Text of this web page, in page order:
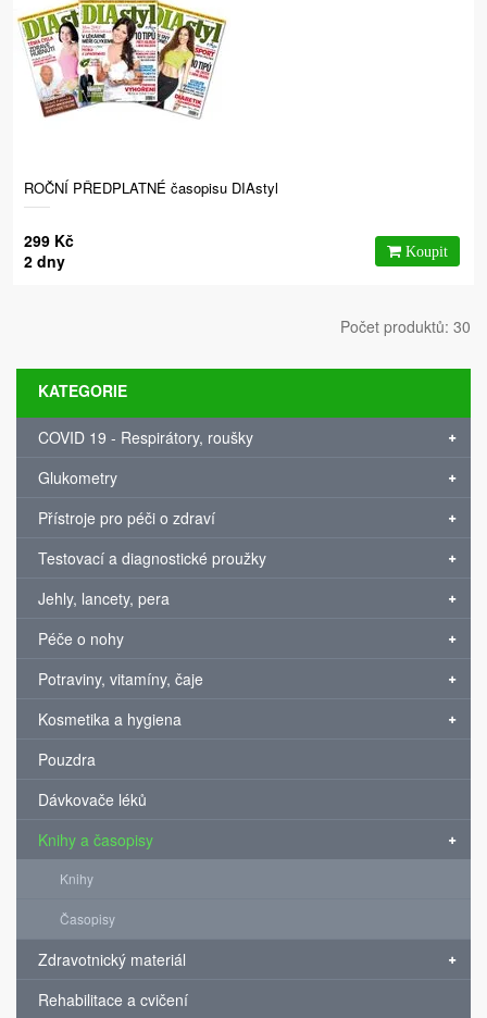
ROČNÍ PŘEDPLATNÉ časopisu DIAstyl
299 Kč
2 dny
Počet produktů: 30
KATEGORIE
COVID 19 - Respirátory, roušky
Glukometry
Přístroje pro péči o zdraví
Testovací a diagnostické proužky
Jehly, lancety, pera
Péče o nohy
Potraviny, vitamíny, čaje
Kosmetika a hygiena
Pouzdra
Dávkovače léků
Knihy a časopisy
Knihy
Časopisy
Zdravotnický materiál
Rehabilitace a cvičení